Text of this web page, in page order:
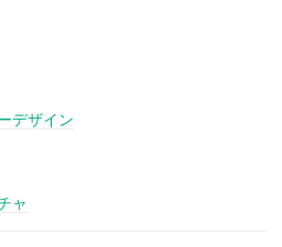
デザイン
ャ